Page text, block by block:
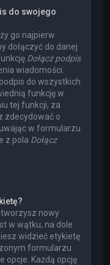
do swojego
go najpierw
dołączyć do danej
Dołącz podpis
wiadomości.
do wszystkich
funkcję w
tej funkcji, za
zdecydować o
w formularzu
z pola Dołącz
nowy
w wątku, na dole
widzieć etykietę
formularzu
opcje. Każdą opcję